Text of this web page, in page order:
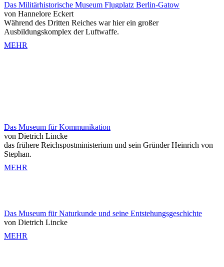
Das Militärhistorische Museum Flugplatz Berlin-Gatow
von Hannelore Eckert
Während des Dritten Reiches war hier ein großer
Ausbildungskomplex der Luftwaffe.
MEHR
Das Museum für Kommunikation
von Dietrich Lincke
das frühere Reichspostministerium und sein Gründer Heinrich von
Stephan.
MEHR
Das Museum für Naturkunde und seine Entstehungsgeschichte
von Dietrich Lincke
MEHR